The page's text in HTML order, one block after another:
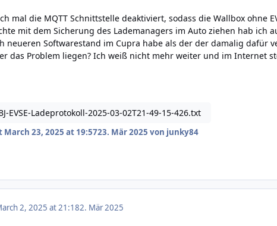
mal die MQTT Schnittstelle deaktiviert, sodass die Wallbox ohne
mit dem Sicherung des Lademanagers im Auto ziehen hab
neueren Softwarestand im Cupra habe als der der damalig dafür
das Problem liegen? Ich weiß nicht mehr weiter und im Internet
EVSE-Ladeprotokoll-2025-03-02T21-49-15-426.txt
March 23, 2025 at 19:5723. Mär 2025 von junky84
2, 2025 at 21:182. Mär 2025